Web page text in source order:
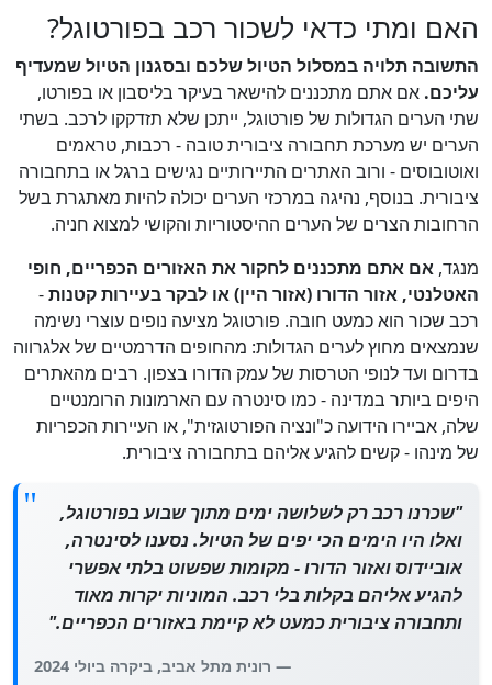
האם ומתי כדאי לשכור רכב בפורטוגל?
התשובה תלויה במסלול הטיול שלכם ובסגנון הטיול שמעדיף
עליכם. אם אתם מתכננים להישאר בעיקר בליסבון או בפורטו,
שתי הערים הגדולות של פורטוגל, ייתכן שלא תזדקקו לרכב. בשתי
הערים יש מערכת תחבורה ציבורית טובה - רכבות, טראמים
ואוטובוסים - ורוב האתרים התיירותיים נגישים ברגל או בתחבורה
ציבורית. בנוסף, נהיגה במרכזי הערים יכולה להיות מאתגרת בשל
הרחובות הצרים של הערים ההיסטוריות והקושי למצוא חניה.
מנגד, אם אתם מתכננים לחקור את האזורים הכפריים, חופי
האטלנטי, אזור הדורו (אזור היין) או לבקר בעיירות קטנות-
רכב שכור הוא כמעט חובה. פורטוגל מציעה נופים עוצרי נשימה
שנמצאים מחוץ לערים הגדולות: מהחופים הדרמטיים של אלגרווה
בדרום ועד לנופי הטרסות של עמק הדורו בצפון. רבים מהאתרים
היפים ביותר במדינה - כמו סינטרה עם הארמונות הרומנטיים
שלה, אביירו הידועה כ"ונציה הפורטוגזית", או העיירות הכפריות
של מינהו - קשים להגיע אליהם בתחבורה ציבורית.
"שכרנו רכב רק לשלושה ימים מתוך שבוע בפורטוגל,
ואלו היו הימים הכי יפים של הטיול. נסענו לסינטרה,
אוביידוס ואזור הדורו - מקומות שפשוט בלתי אפשרי
להגיע אליהם בקלות בלי רכב. המוניות יקרות מאוד
ותחבורה ציבורית כמעט לא קיימת באזורים הכפריים."
— רונית מתל אביב, ביקרה ביולי 2024